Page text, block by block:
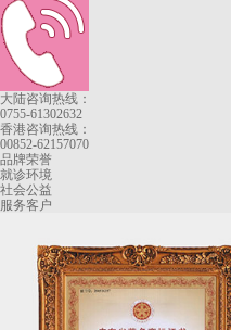
大陆咨询热线：
0755-61302632
香港咨询热线：
00852-62157070
品牌荣誉
就诊环境
社会公益
服务客户